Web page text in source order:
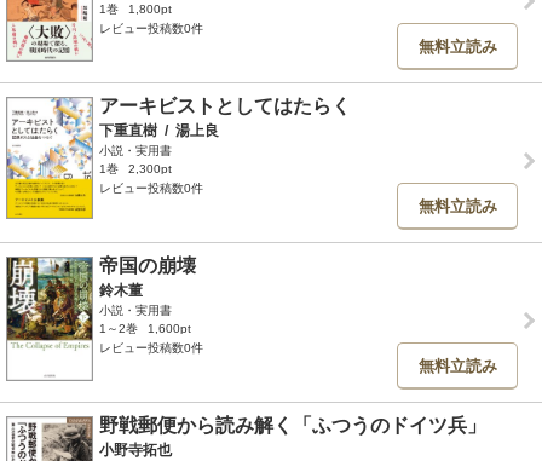
1巻
1,800pt
レビュー投稿数0件
無料立読み
アーキビストとしてはたらく
下重直樹 / 湯上良
小説・実用書
1巻
2,300pt
レビュー投稿数0件
無料立読み
帝国の崩壊
鈴木董
小説・実用書
1～2巻
1,600pt
レビュー投稿数0件
無料立読み
野戦郵便から読み解く「ふつうのドイツ兵」
小野寺拓也